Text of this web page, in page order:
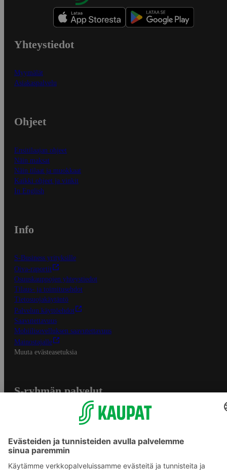
Yhteystiedot
Myymälät
Asiakaspalvelu
Ohjeet
Ensitilaajan ohjeet
Näin maksat
Näin tilaat ja muokkaat
Kaikki ohjeet ja vinkit
In English
Info
S-Business yrityksille
Oiva-raportit
Osuuskauppojen yhteystiedot
Tilaus- ja toimitusehdot
Tietosuojakäytäntö
Palvelun käyttöehdot
Saavutettavuus
Mobiilisovelluksen saavutettavuus
Mainostajalle
Muuta evästeasetuksia
S-ryhmän palvelut
Yhteishyvä Ruoka -sovellus
S-ostoslista -sovellus
Prisma.fi